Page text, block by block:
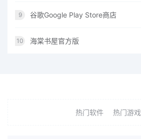
9 谷歌Google Play Store商店
10 海棠书屋官方版
热门软件 热门游戏